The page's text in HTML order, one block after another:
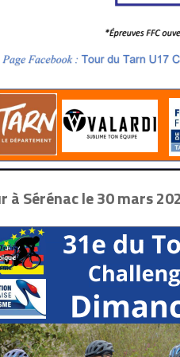
Sérénac le 30 mars